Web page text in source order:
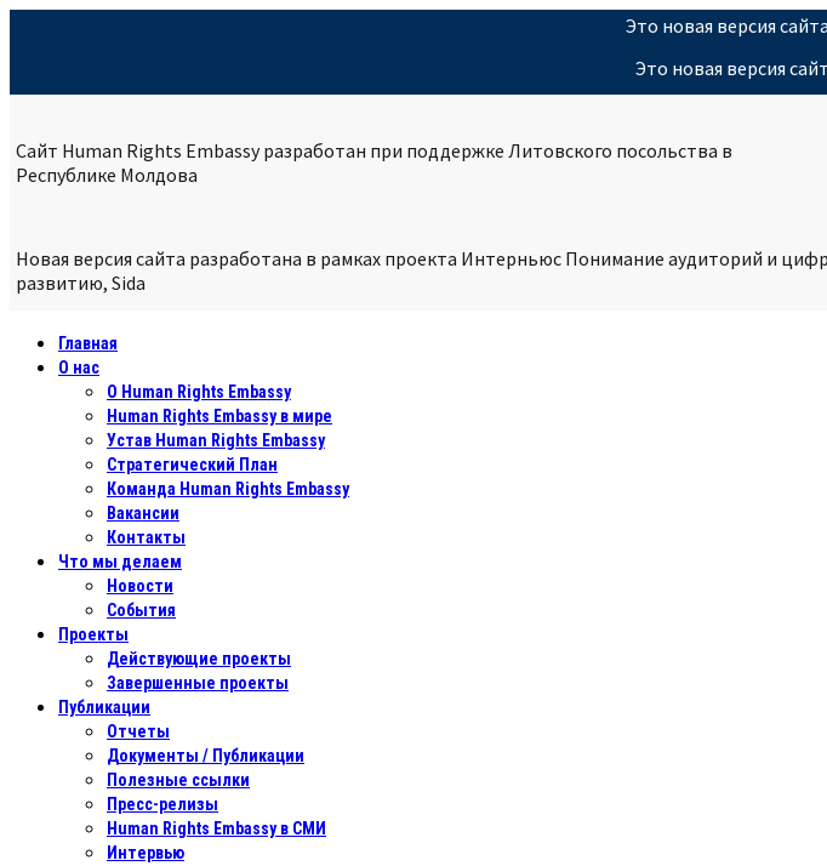
Это новая версия
Это новая версия
Сайт Human Rights Embassy разработан при поддержке Литовского посольства в
Республике Молдова
Новая версия сайта разработана в рамках проекта Интерньюс Понимание аудиторий и
развитию, Sida
Главная
О нас
О Human Rights Embassy
Human Rights Embassy в мире
Устав Human Rights Embassy
Стратегический План
Команда Human Rights Embassy
Вакансии
Контакты
Что мы делаем
Новости
События
Проекты
Действующие проекты
Завершенные проекты
Публикации
Отчеты
Документы / Публикации
Полезные ссылки
Пресс-релизы
Human Rights Embassy в СМИ
Интервью